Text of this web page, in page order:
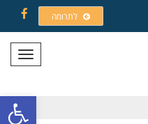
פתח
לתרומה
תפריט